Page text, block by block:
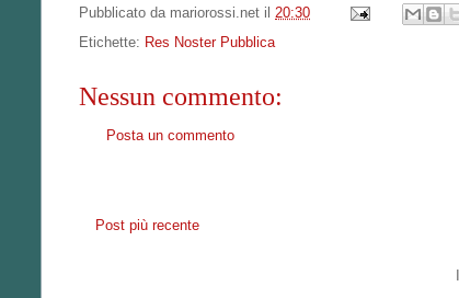
Pubblicato da mariorossi.net il 20:30
Etichette: Res Noster Pubblica
Nessun commento:
Posta un commento
Post più recente